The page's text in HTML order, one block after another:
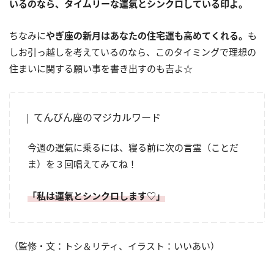
いるのなら、タイムリーな運氣とシンクロしている印よ。
ちなみにやぎ座の新月はあなたの住宅運も高めてくれる。 も
しお引っ越しを考えているのなら、このタイミングで理想の
住まいに関する願い事を書き出すのも吉よ☆
てんびん座のマジカルワード
今週の運氣に乗るには、寝る前に次の言霊（ことだ
ま）を３回唱えてみてね！
「私は運氣とシンクロします♡」
（監修・文：トシ＆リティ、イラスト：いいあい）